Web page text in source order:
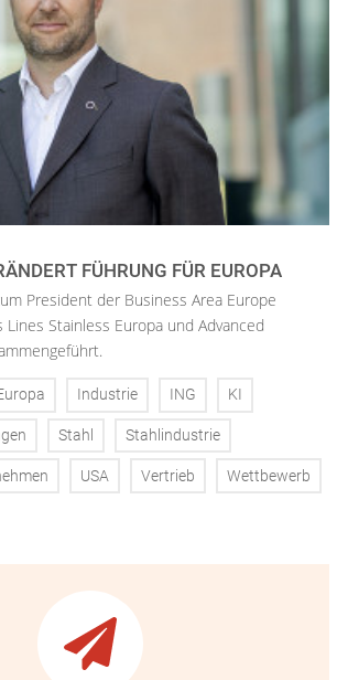
FÜHRUNG FÜR EUROPA
President der Business Area Europe
Stainless Europa und Advanced
Industrie ING KI
Stahl Stahlindustrie
USA Vertrieb Wettbewerb